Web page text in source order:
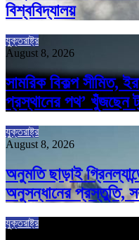
বিশ্ববিদ্যালয়
যুক্তরাষ্ট্র
August 8, 2026
সামরিক বিকল্প সীমিত,
প্রস্থানের পথ’ খুঁজছেন
যুক্তরাষ্ট্র
August 8, 2026
অনুমতি ছাড়াই
অনুসন্ধানের প্রস্তুতি,
যুক্তরাষ্ট্র